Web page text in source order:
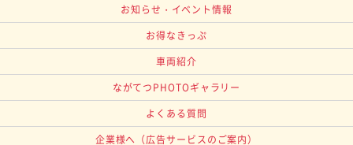
お知らせ・イベント情報
お得なきっぷ
車両紹介
ながてつPHOTOギャラリー
よくある質問
企業様へ （広告サービスのご案内）